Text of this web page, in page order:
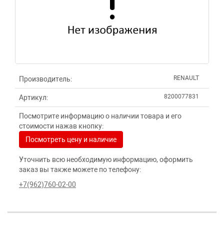
Производитель: RENAULT
Артикул: 8200077831
Посмотрите информацию о наличии товара и его
стоимости нажав кнопку:
Посмотреть цену и наличие
Уточнить всю необходимую информацию, оформить
заказ вы также можете по телефону:
+7(962)760-02-00